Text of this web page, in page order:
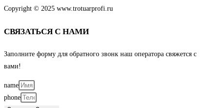
Copyright © 2025 www.trotuarprofi.ru
СВЯЗАТЬСЯ С НАМИ
Заполните форму для обратного звонк наш оператора свяжется с
вами!
name
phone